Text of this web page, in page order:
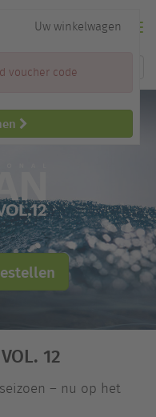
Uw winkelwagen
voucher code
12
– nu op het